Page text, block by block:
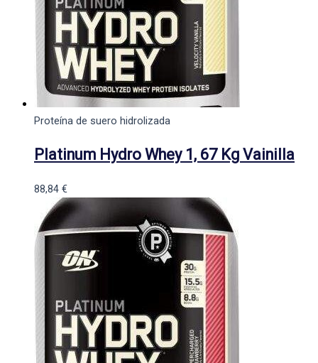
Proteína de suero hidrolizada
Platinum Hydro Whey 1, 67 Kg Vainilla
88,84 €